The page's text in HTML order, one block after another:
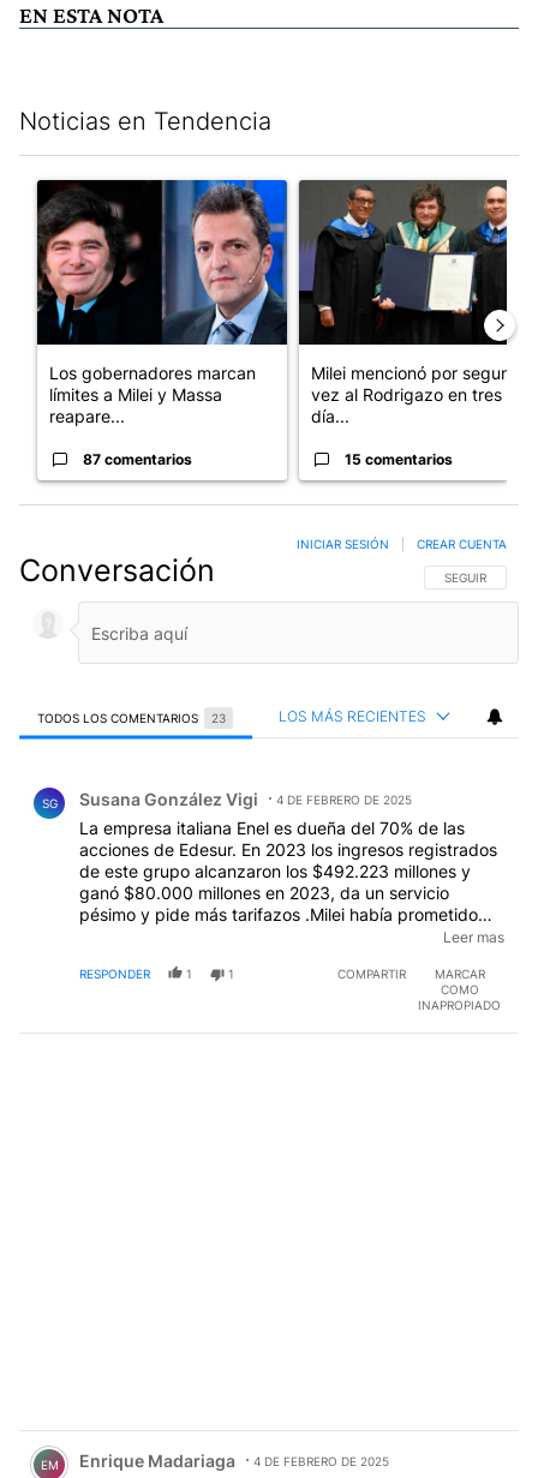
EN ESTA NOTA
Noticias en Tendencia
Un artículo de tendencia con el título "Los gobernadores
Los gobernadores marcan
límites a Milei y Massa
reapare...
87 comentarios
Un artículo de tendencia
Milei mencionó por segunda
vez al Rodrigazo en tres
día...
15 comentarios
Conversación SIGA ESTA
SEGUIR
INICIAR SESIÓN CREAR CUENTA
TODOS LOS COMENTARIOS 23 LOS MÁS RECIENTES
SG Susana González Vigi 4 DE FEBRERO DE 2025
La empresa italiana Enel es dueña del 70% de las
acciones de Edesur. En 2023 los ingresos registrados
de este grupo alcanzaron los $492.223 millones y
ganó $80.000 millones en 2023, da un servicio
pésimo y pide más tarifazos .Milei había prometido
más beneficios al CEO de la empresa italiana, Flavio
accionista de Enel es el Estado italiano, cuya primera
ministra, la ultraderechista Giorgia Meloni, es
Leer mas
RESPONDER 1 1 COMPARTIR
MARCAR
COMO
INAPROPIADO
Comentario de Enrique Madariaga.
EM Enrique Madariaga 4 DE FEBRERO DE 2025